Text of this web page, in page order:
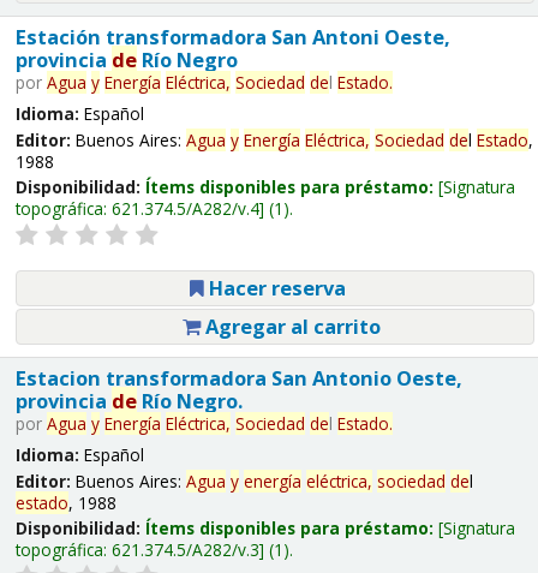
Estación transformadora San Antoni Oeste,
provincia deRío Negro
por Agua y Energía Eléctrica, Sociedad del Estado.
Idioma: Español
Editor: Buenos Aires: Agua y Energía Eléctrica, Sociedad del Estado,
1988
Disponibilidad: Ítems disponibles para préstamo: Signatura
topográfica: 621.374.5/A282/v.4 (1).
Hacer reserva
Agregar al carrito
Estacion transformadora San Antonio Oeste,
provincia deRío Negro.
por Agua y Energía Eléctrica, Sociedad del Estado.
Idioma: Español
Editor: Buenos Aires: Agua y energía eléctrica, sociedad del
estado, 1988
Disponibilidad: Ítems disponibles para préstamo: Signatura
topográfica: 621.374.5/A282/v.3 (1).